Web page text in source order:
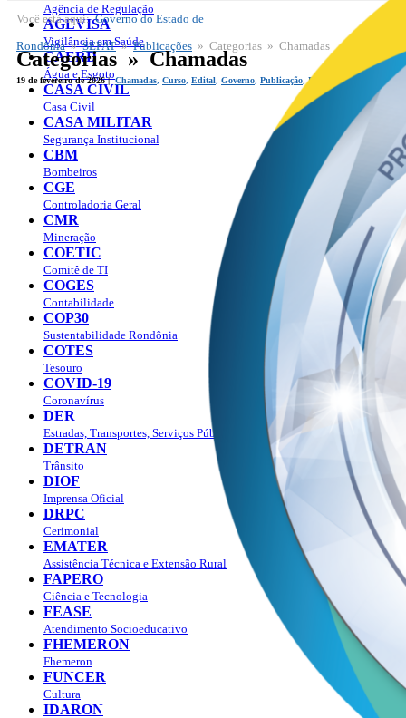
Agência de Regulação
AGEVISA
Vigilância em Saúde
CAERD
Água e Esgoto
CASA CIVIL
Casa Civil
CASA MILITAR
Segurança Institucional
CBM
Bombeiros
CGE
Controladoria Geral
CMR
Mineração
COETIC
Comitê de TI
COGES
Contabilidade
COP30
Sustentabilidade Rondônia
COTES
Tesouro
COVID-19
Coronavírus
DER
Estradas, Transportes, Serviços Públicos
DETRAN
Trânsito
DIOF
Imprensa Oficial
DRPC
Cerimonial
EMATER
Assistência Técnica e Extensão Rural
FAPERO
Ciência e Tecnologia
FEASE
Atendimento Socioeducativo
FHEMERON
Fhemeron
FUNCER
Cultura
IDARON
SEPAT
Publicações
Você está aqui:Governo do Estado de
Rondônia»SEPAT»Publicações » Categorias » Chamadas
Categorias » Chamadas
19 de fevereiro de 2026 |Chamadas, Curso, Edital, Governo, Publicação,Rondônia